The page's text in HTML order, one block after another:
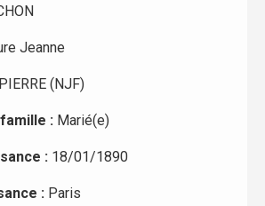
Jeanne
PIERRE (NJF)
: Marié(e)
: 18/01/1890
: Paris